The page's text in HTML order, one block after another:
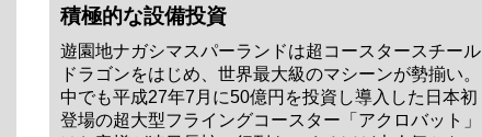
積極的な設備投資
遊園地ナガシマスパーランドは超コースタースチール
ドラゴンをはじめ、世界最大級のマシーンが勢揃い。
中でも平成27年7月に50億円を投資し導入した日本初
登場の超大型フライングコースター「アクロバット」